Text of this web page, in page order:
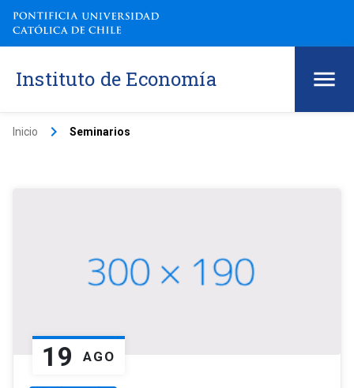
Instituto de Economía
Inicio keyboard_arrow_right Seminarios
19 AGO